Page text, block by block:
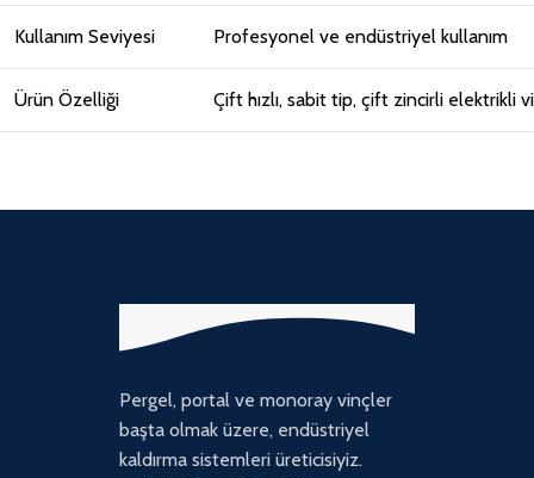
Kullanım Seviyesi Profesyonel ve endüstriyel kullanım
Ürün Özelliği Çift hızlı, sabit tip, çift zincirli elektrikli
Pergel, portal ve monoray vinçler
başta olmak üzere, endüstriyel
kaldırma sistemleri üreticisiyiz.